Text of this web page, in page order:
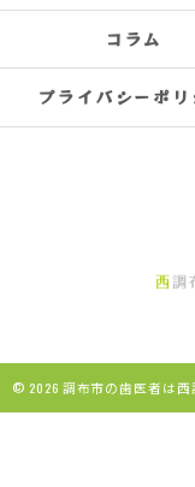
コラム
プライバシーポリ
© 2026 調布市の歯医者は西